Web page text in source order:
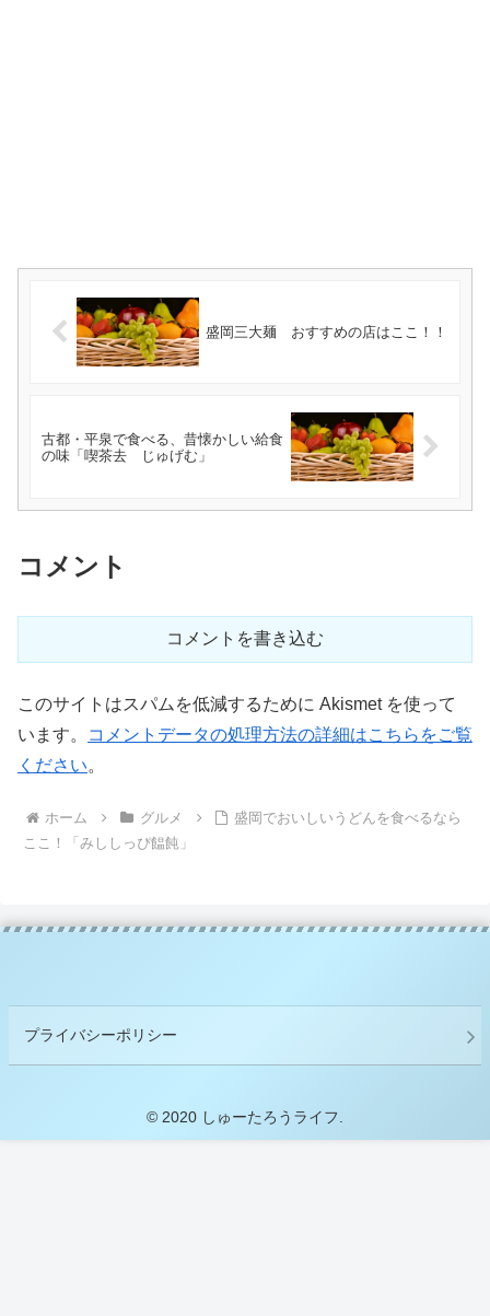
盛岡三大麺 おすすめの店はここ！！
古都・平泉で食べる、昔懐かしい給食
の味「喫茶去 じゅげむ」
コメント
コメントを書き込む
このサイトはスパムを低減するために Akismet を使って
います。
コメントデータの処理方法の詳細はこちらをご覧
ください。
ホーム グルメ
盛岡でおいしいうどんを食べるなら
ここ！「みししっぴ饂飩」
プライバシーポリシー
© 2020 しゅーたろうライフ.